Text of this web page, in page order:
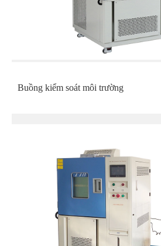
Buồng kiểm soát môi trường